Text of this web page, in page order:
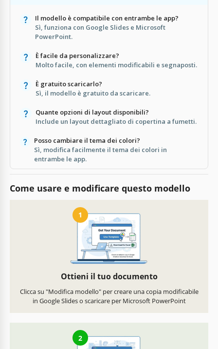
Il modello è compatibile con entrambe le app?
Sì, funziona con Google Slides e Microsoft
PowerPoint.
È facile da personalizzare?
Molto facile, con elementi modificabili e segnaposti.
È gratuito scaricarlo?
Sì, il modello è gratuito da scaricare.
Quante opzioni di layout disponibili?
Include un layout dettagliato di copertina a fumetti.
Posso cambiare il tema dei colori?
Sì, modifica facilmente il tema dei colori in
entrambe le app.
Come usare e modificare questo modello
1
Ottieni il tuo documento
Clicca su "Modifica modello" per creare una copia modificabile
in Google Slides o scaricare per Microsoft PowerPoint
2